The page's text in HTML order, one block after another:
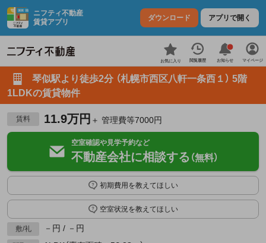
ニフティ不動産
賃貸アプリ
ダウンロード アプリで開く
お気に入り 閲覧履歴 お知らせ マイページ
琴似駅より徒歩2分 （札幌市西区八軒一条西１） 5階
1LDKの賃貸物件
賃料 11.9万円 ＋ 管理費等7000円
空室確認や見学予約など
不動産会社に相談する （無料）
初期費用を教えてほしい
空室状況を教えてほしい
敷/礼 －円 / －円